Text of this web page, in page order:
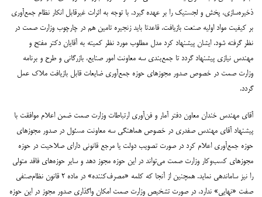
ذخیره‌سازی، پخش و لجستیک را بر عهده گیرد. با توجه به اثرات غیرقابل انکار نظام جمع‌آوری
بر کیفیت مواد اولیه صنعت بازیافت، قاعدتا باید زنجیره تامین هم در چارچوب وزارت صمت در
نظر گرفته شود. ایشان پیشنهاد کرد مدل مطلوب مورد نظر کمیته به آقایان دکتر مفتح و
مهندس نیازی پیشنهاد گردد تا جمع‌بندی سه معاونت امور صنایع، بازرگانی و طرح و برنامه
وزارت صمت در خصوص صدور مجوزهای حوزه جمع‌آوری ضایعات قابل بازیافت ملاک عمل
گردد.
آقای مهندس خندان معاون دفتر آمار و فن‌آوری ارتباطات وزارت صمت ضمن اعلام موافقت با
پیشنهاد آقای مهندس صفدری در خصوص هماهنگی سه معاونت مسئول در صدور مجوزهای
حوزه جمع‌آوری اعلام کرد در صورت تصویب دولت یا مرجع قانونی دارای صلاحیت در حوزه
مجوزهای کسب‌وکار وزارت صمت می‌تواند در این حوزه مجوز دهد و سایر حوزه‌های فاقد متولی
را نیز ساماندهی نماید. همچنین از آنجا که کلمه «مصرف‌کننده» در ماده ۲ قانون نظام‌صنفی
صفت «نهایی» ندارد، در صورت تشخیص وزارت صمت امکان واگذاری صدور مجوز در این حوزه